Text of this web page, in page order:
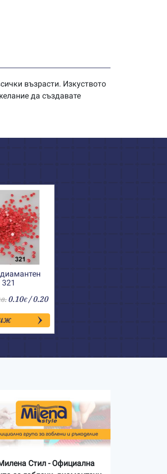
възрасти. Изкуството
да създавате
0.10€ / 0.20
Стил - Официална